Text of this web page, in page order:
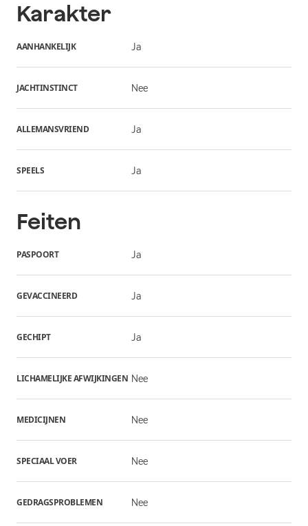
Karakter
AANHANKELIJK Ja
JACHTINSTINCT Nee
ALLEMANSVRIEND Ja
SPEELS Ja
Feiten
PASPOORT Ja
GEVACCINEERD Ja
GECHIPT Ja
LICHAMELIJKE AFWIJKINGEN Nee
MEDICIJNEN Nee
SPECIAAL VOER Nee
GEDRAGSPROBLEMEN Nee